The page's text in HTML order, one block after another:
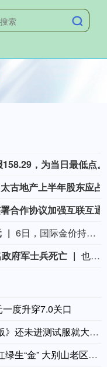
6日，国际金价持续上涨，现货黄金盘中一度突破每盎司4300美元关口，创下七周以来新高。黄金期货价格也延续此前几个交易日的涨势。金价波动直接传导至国内黄金消费市场，深圳水贝黄金市场的批发报价这两天也应声上调。央视财经记者8月6日下午在深圳水贝市场看到，足金999首饰金的批发报价在1100元/克左右，比两天前上涨了近50元。记者了解到，与年初掀起的抢购潮相比，当下消费者的购金逻辑正在发生明显变化。面对金价波动，投资客普遍趋于保守，而婚庆刚需和保值型消费成为市场主力。与此同时，黄金回收和以旧换新业务呈现出明显的“冷热不均”。 （央视财经）
府军士兵死亡 也门政府军6日称，也门胡塞武装当天袭击该国东部马里卜省和哈德拉毛省的政府军军营和阵地，造成至少35名政府军士兵死亡、数十人受伤。 一名不愿透露姓名的官员说，也门胡塞武装在袭击中使用了无人机、弹道导弹等。部分伤者情况危急，死亡人数可能进一步上升。 也门紧急部队表示，袭击发生在政府军对该地区的犯罪网络和走私集团采取安全行动后。 也门胡塞武装尚未对袭击事件发表评论。 马里卜省是政府军的关键据点，也是也门主要的石油和天然气生产地。也门胡塞武装曾多次试图向该省首府推进，并曾与政府军在此激烈交战。(新华社)
度升穿7.0关口
进测试服就大改？飞雷神
“金” 大别山老区“焕”